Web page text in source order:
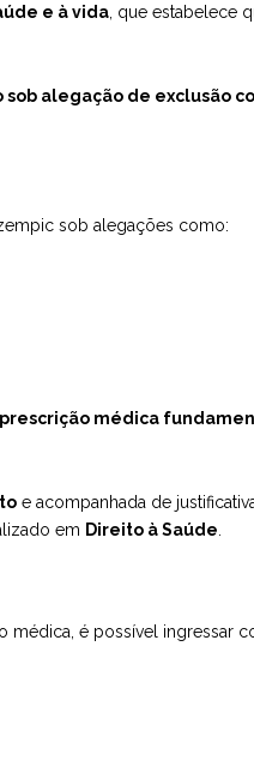
e à vida, que estabelece
alegação de exclusão
sob alegações como:
médica
e acompanhada de
em Direito à Saúde
médica, é possível ingressar